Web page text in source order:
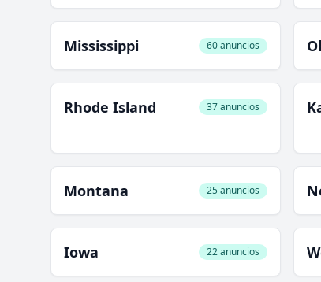
Mississippi 60 anuncios
Rhode Island 37 anuncios
Montana 25 anuncios
Iowa 22 anuncios